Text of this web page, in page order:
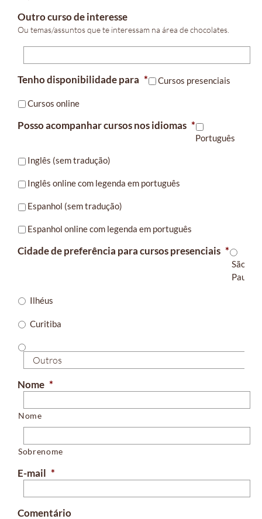
Outro curso de interesse
Ou temas/assuntos que te interessam na área de chocolates.
Tenho disponibilidade para * Cursos presenciais
Cursos online
Posso acompanhar cursos nos idiomas *
Português
Inglês (sem tradução)
Inglês online com legenda em português
Espanhol (sem tradução)
Espanhol online com legenda em português
Cidade de preferência para cursos presenciais *
São
Paulo
Ilhéus
Curitiba
Nome *
Nome
Sobrenome
E-mail *
Comentário